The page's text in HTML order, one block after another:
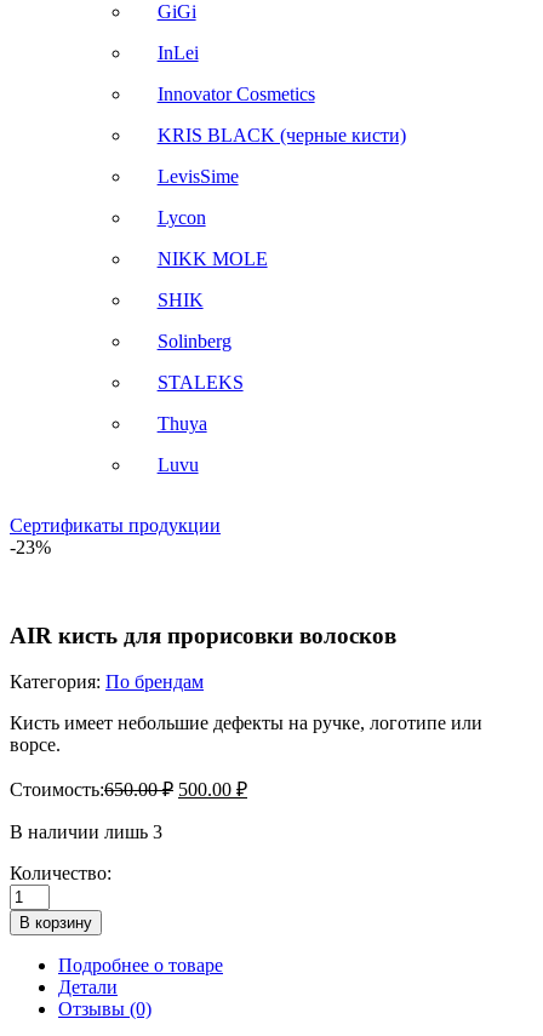
GiGi
InLei
Innovator Cosmetics
KRIS BLACK (черные кисти)
LevisSime
Lycon
NIKK MOLE
SHIK
Solinberg
STALEKS
Thuya
Luvu
Сертификаты продукции
-23%
AIR кисть для прорисовки волосков
Категория: По брендам
Кисть имеет небольшие дефекты на ручке, логотипе или
ворсе.
Стоимость:650.00₽ 500.00 ₽
В наличии лишь 3
Количество:
Количество
товара
AIR
кисть
прорисовки
волосков
В корзину
Подробнее о товаре
Детали
Отзывы (0)